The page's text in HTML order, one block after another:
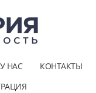
НАС
КОНТАКТЫ